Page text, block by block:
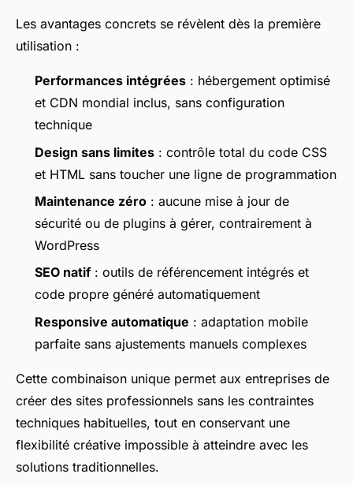
Les avantages concrets se révèlent dès la première
utilisation :
Performances intégrées : hébergement optimisé
et CDN mondial inclus, sans configuration
technique
Design sans limites : contrôle total du code CSS
et HTML sans toucher une ligne de programmation
Maintenance zéro : aucune mise à jour de
sécurité ou de plugins à gérer, contrairement à
WordPress
SEO natif: outils de référencement intégrés et
code propre généré automatiquement
Responsive automatique : adaptation mobile
parfaite sans ajustements manuels complexes
Cette combinaison unique permet aux entreprises de
créer des sites professionnels sans les contraintes
techniques habituelles, tout en conservant une
flexibilité créative impossible à atteindre avec les
solutions traditionnelles.